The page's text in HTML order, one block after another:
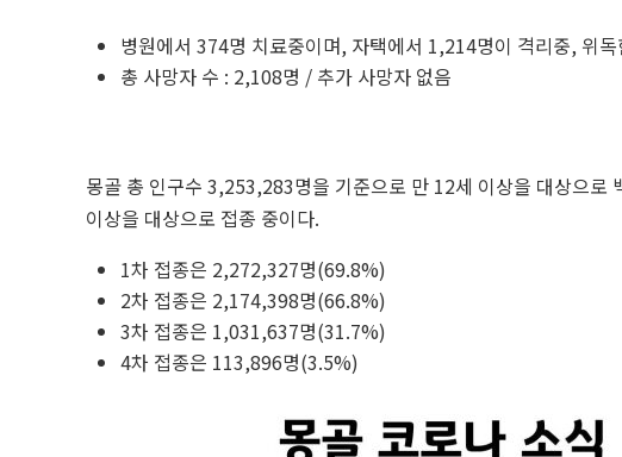
병원에서 374명 치료중이며, 자택에서 1,214명이 격리중, 위
총 사망자 수 : 2,108명 / 추가 사망자 없음
몽골 총 인구수 3,253,283명을 기준으로 만 12세 이상을 대상으로
이상을 대상으로 접종 중이다.
1차 접종은 2,272,327명(69.8%)
2차 접종은 2,174,398명(66.8%)
3차 접종은 1,031,637명(31.7%)
4차 접종은 113,896명(3.5%)